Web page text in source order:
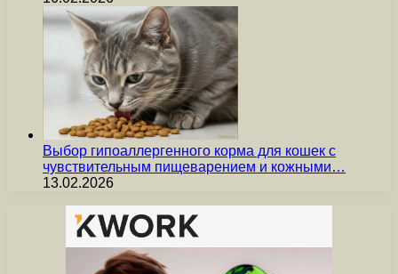
Выбор гипоаллергенного корма для кошек с
чувствительным пищеварением и кожными…
13.02.2026